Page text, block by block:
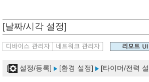
[날짜/시각 설정]
[ 설정/등록] [환경 설정] [타이머/전력